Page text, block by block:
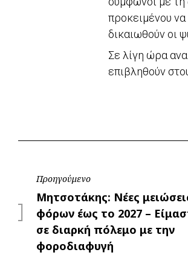
προκειμένου
δικαιωθούν οι
Σε λίγη ώρα
επιβληθούν
Πλοήγηση
άρθρων
Προηγούμενο
Προηγούμενο
Μητσοτάκης: Νέες
φόρων έως το 2027 –
σε διαρκή πόλεμο με την
φοροδιαφυγή